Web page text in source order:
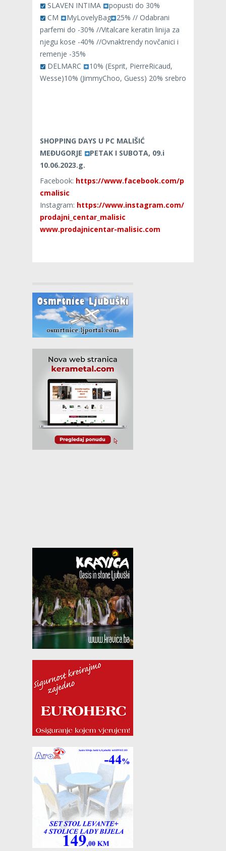
SLAVEN INTIMA
popusti do 30%
CM
MyLovelyBag
25% // Odabrani
parfemi do -30% //Vitalcare keratin linija za
njegu kose -40% //Ovnaktrendy novčanici i
remenje -35%
DELMARC
10% (Esprit, PierreRicaud,
Wesse)10% (JimmyChoo, Guess) 20% srebro
SHOPPING DAYS U PC MALIŠIĆ
MEĐUGORJE
PETAK I SUBOTA, 09.i
10.06.2023.g.
Facebook: https://www.facebook.com/p
cmalisic
Instagram: https://www.instagram.com/
prodajni_centar_malisic
www.prodajnicentar-malisic.com